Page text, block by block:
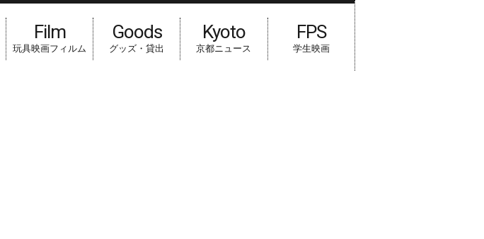
Film
玩具映画フィルム
Goods
グッズ・貸出
Kyoto
京都ニュース
FPS
学生映画